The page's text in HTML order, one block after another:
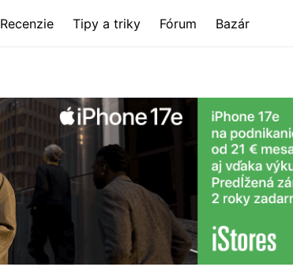
Recenzie Tipy a triky Fórum Bazár